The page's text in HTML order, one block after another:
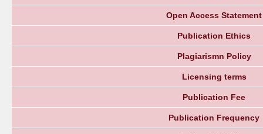
Open Access Statement
Publication Ethics
Plagiarismn Policy
Licensing terms
Publication Fee
Publication Frequency